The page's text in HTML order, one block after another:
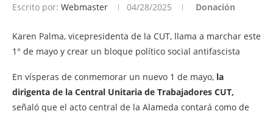
Escrito por: Webmaster 04/28/2025 Donación
Karen Palma, vicepresidenta de la CUT, llama a marchar este
1° de mayo y crear un bloque político social antifascista
En vísperas de conmemorar un nuevo 1 de mayo, la
dirigenta de la Central Unitaria de Trabajadores CUT,
señaló que el acto central de la Alameda contará como de